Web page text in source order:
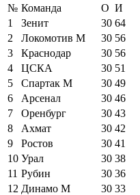
№ Команда О И
1
Зенит 30 64
2
Локомотив М 30 56
3
Краснодар 30 56
4
ЦСКА 30 51
5
Спартак М 30 49
6
Арсенал 30 46
7
Оренбург 30 43
8
Ахмат 30 42
9
Ростов 30 41
10 Урал 30 38
11 Рубин 30 36
12 Динамо М 30 33